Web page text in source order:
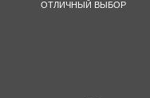
ОТЛИЧНЫЙ ВЫБОР